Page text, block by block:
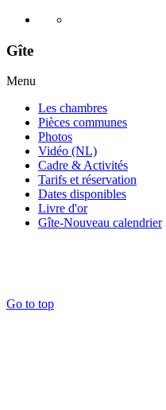
Gîte
Menu
Les chambres
Pièces communes
Photos
Vidéo (NL)
Cadre & Activités
Tarifs et réservation
Dates disponibles
Livre d'or
Gîte-Nouveau calendrier
Go to top